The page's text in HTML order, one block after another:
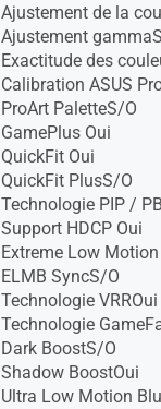
Ajustement de la
Ajustement
Exactitude des
Calibration ASUS
ProArt PaletteS/O
GamePlus Oui
QuickFit Oui
QuickFit PlusS/O
Technologie PIP /
Support HDCP Oui
Extreme Low
ELMB SyncS/O
Technologie
Technologie
Dark BoostS/O
Shadow BoostOui
Ultra Low Motion